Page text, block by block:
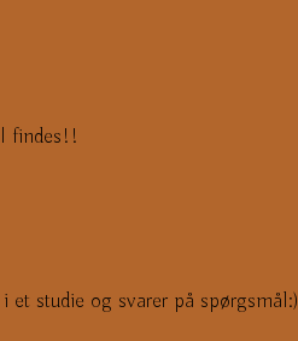
findes!!
studie og svarer på spørgsmål:)